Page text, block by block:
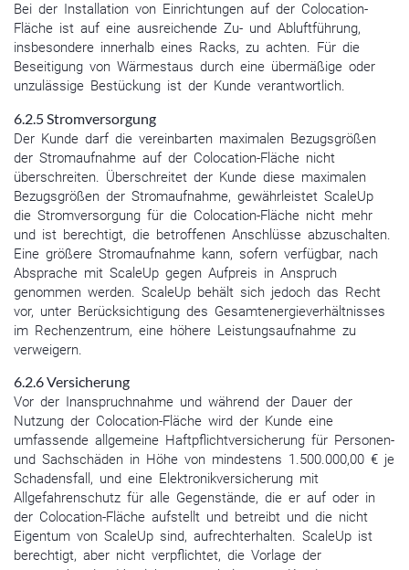
Bei der Installation von Einrichtungen auf der Colocation-
Fläche ist auf eine ausreichende Zu- und Abluftführung,
insbesondere innerhalb eines Racks, zu achten. Für die
Beseitigung von Wärmestaus durch eine übermäßige oder
unzulässige Bestückung ist der Kunde verantwortlich.
6.2.5 Stromversorgung
Der Kunde darf die vereinbarten maximalen Bezugsgrößen
der Stromaufnahme auf der Colocation-Fläche nicht
überschreiten. Überschreitet der Kunde diese maximalen
Bezugsgrößen der Stromaufnahme, gewährleistet ScaleUp
die Stromversorgung für die Colocation-Fläche nicht mehr
und ist berechtigt, die betroffenen Anschlüsse abzuschalten.
Eine größere Stromaufnahme kann, sofern verfügbar, nach
Absprache mit ScaleUp gegen Aufpreis in Anspruch
genommen werden. ScaleUp behält sich jedoch das Recht
vor, unter Berücksichtigung des Gesamtenergieverhältnisses
im Rechenzentrum, eine höhere Leistungsaufnahme zu
verweigern.
6.2.6 Versicherung
Vor der Inanspruchnahme und während der Dauer der
Nutzung der Colocation-Fläche wird der Kunde eine
umfassende allgemeine Haftpflichtversicherung für Personen-
und Sachschäden in Höhe von mindestens 1.500.000,00 € je
Schadensfall, und eine Elektronikversicherung mit
Allgefahrenschutz für alle Gegenstände, die er auf oder in
der Colocation-Fläche aufstellt und betreibt und die nicht
Eigentum von ScaleUp sind, aufrechterhalten. ScaleUp ist
berechtigt, aber nicht verpflichtet, die Vorlage der